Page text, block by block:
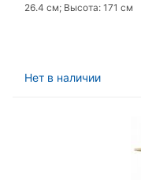
26.4 см; Высота: 171 см
Нет в наличии